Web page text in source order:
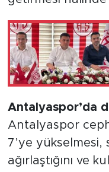
Antalyaspor’da
Antalyaspor
7’ye
ağırlaştığını ve